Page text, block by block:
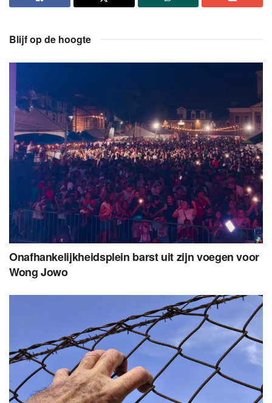
Blijf op de hoogte
Onafhankelijkheidsplein barst uit zijn voegen voor
Wong Jowo